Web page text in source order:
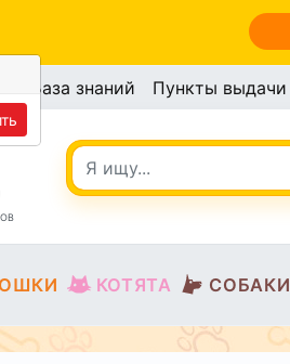
База знаний Пункты выдачи
КОТЯТА СОБАКИ